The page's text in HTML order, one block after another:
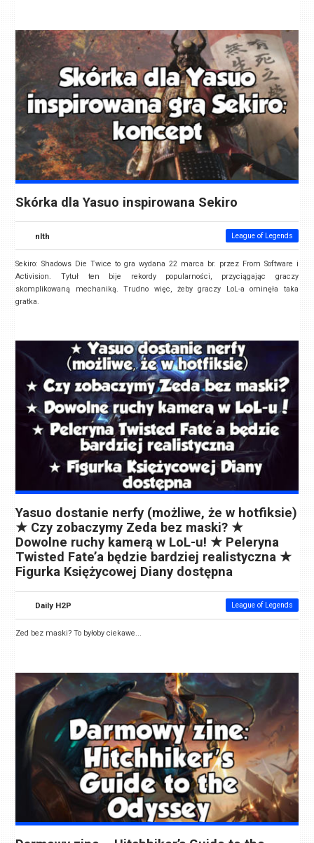
Skórka dla Yasuo inspirowana Sekiro
nlth League of Legends
Sekiro: Shadows Die Twice to gra wydana 22 marca br. przez From Software i
Activision. Tytuł ten bije rekordy popularności, przyciągając graczy
skomplikowaną mechaniką. Trudno więc, żeby graczy LoL-a ominęła taka
gratka.
Yasuo dostanie nerfy (możliwe, że w hotfiksie)
★ Czy zobaczymy Zeda bez maski? ★
Dowolne ruchy kamerą w LoL-u! ★ Peleryna
Twisted Fate’a będzie bardziej realistyczna ★
Figurka Księżycowej Diany dostępna
Daily H2P League of Legends
Zed bez maski? To byłoby ciekawe...